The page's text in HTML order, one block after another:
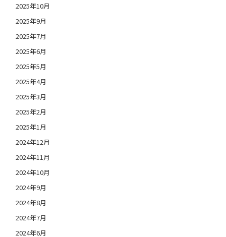
2025年10月
2025年9月
2025年7月
2025年6月
2025年5月
2025年4月
2025年3月
2025年2月
2025年1月
2024年12月
2024年11月
2024年10月
2024年9月
2024年8月
2024年7月
2024年6月